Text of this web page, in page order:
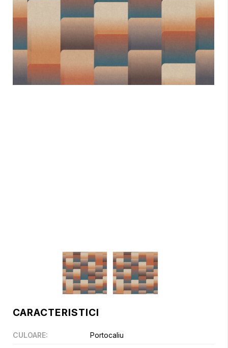
CARACTERISTICI
CULOARE: Portocaliu